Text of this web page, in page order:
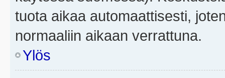
tuota aikaa automaattisesti,
normaaliin aikaan verrattuna.
Ylös